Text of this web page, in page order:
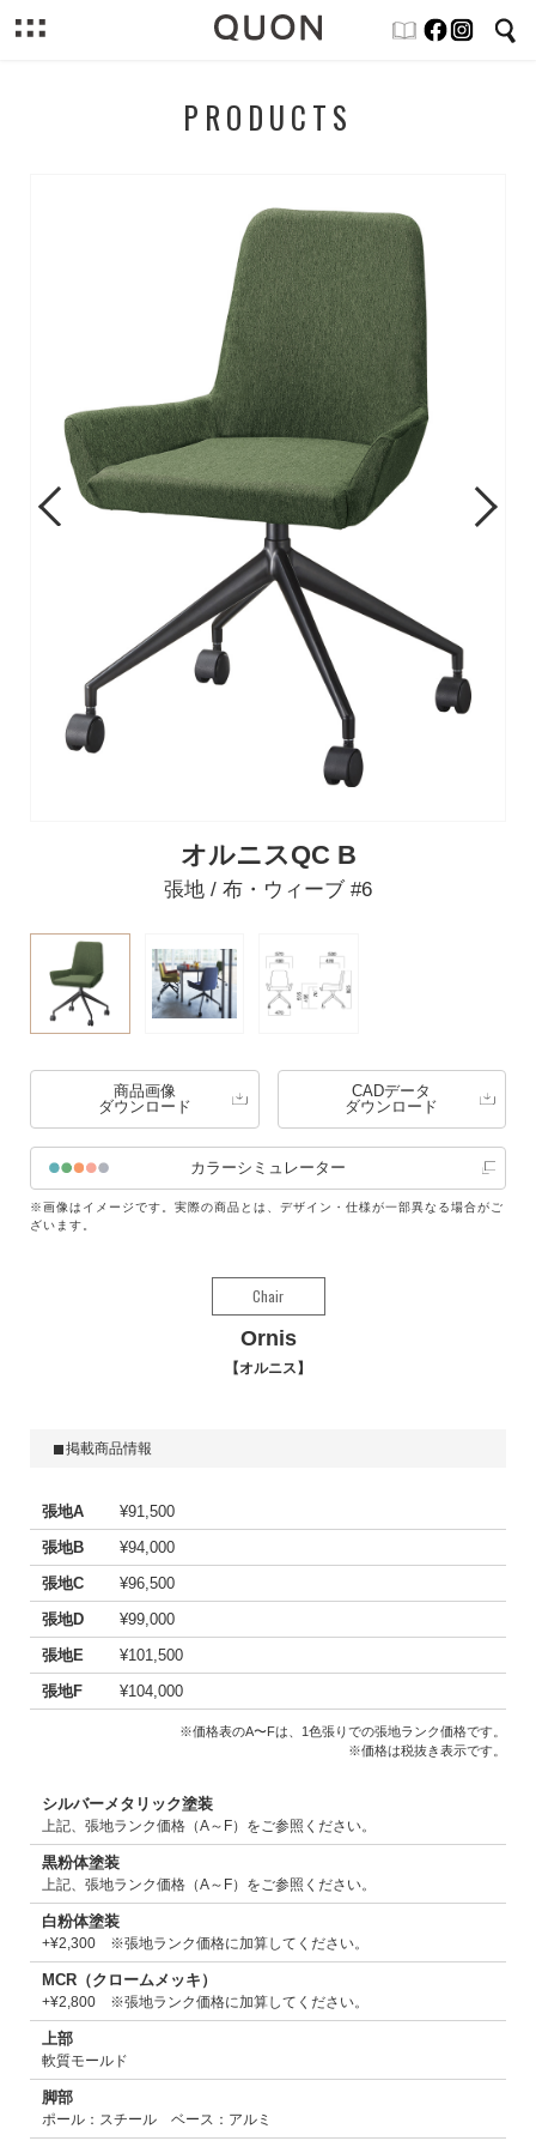
PRODUCTS
Previous
オルニスQC B
張地 / 布・ウィーブ #6
Next
商品画像
ダウンロード
CADデータ
ダウンロード
カラーシミュレーター
※画像はイメージです。実際の商品とは、デザイン・仕様が一部異なる場合がご
ざいます。
Chair
Ornis
オルニス
掲載商品情報
張地A
¥91,500
張地B
¥94,000
張地C
¥96,500
張地D
¥99,000
張地E
¥101,500
張地F
¥104,000
※価格表のA〜Fは、1色張りでの張地ランク価格です。
※価格は税抜き表示です。
シルバーメタリック塗装
上記、張地ランク価格（A～F）をご参照ください。
黒粉体塗装
上記、張地ランク価格（A～F）をご参照ください。
白粉体塗装
+¥2,300 ※張地ランク価格に加算してください。
MCR（クロームメッキ）
+¥2,800 ※張地ランク価格に加算してください。
上部
軟質モールド
脚部
ポール：スチール ベース：アルミ